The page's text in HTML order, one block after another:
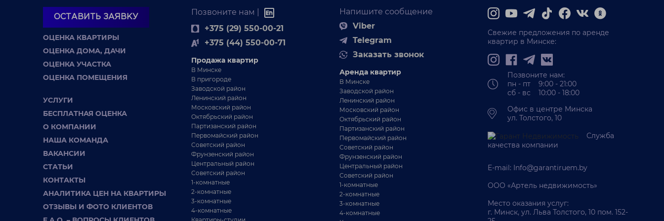
ОСТАВИТЬ ЗАЯВКУ
ОЦЕНКА КВАРТИРЫ
ОЦЕНКА ДОМА, ДАЧИ
ОЦЕНКА УЧАСТКА
ОЦЕНКА ПОМЕЩЕНИЯ
УСЛУГИ
БЕСПЛАТНАЯ ОЦЕНКА
О КОМПАНИИ
НАША КОМАНДА
ВАКАНСИИ
СТАТЬИ
КОНТАКТЫ
АНАЛИТИКА ЦЕН НА КВАРТИРЫ
ОТЗЫВЫ И ФОТО КЛИЕНТОВ
Позвоните нам |
+375 (29) 550-00-21
+375 (44) 550-00-71
Продажа квартир
В Минске
В пригороде
Заводской район
Ленинский район
Московский район
Октябрьский район
Партизанский район
Первомайский район
Советский район
Фрунзенский район
Центральный район
Советский район
1-комнатные
2-комнатные
3-комнатные
4-комнатные
Напишите сообщение
Viber
Telegram
Заказать звонок
Аренда квартир
В Минске
Заводской район
Ленинский район
Московский район
Октябрьский район
Партизанский район
Первомайский район
Советский район
Фрунзенский район
Центральный район
Советский район
1-комнатные
2-комнатные
3-комнатные
4-комнатные
Свежие предложения по аренде
квартир в Минске:
Позвоните нам:
пн - пт 9:00 - 21:00
сб - вс 10:00 - 18:00
Офис в центре Минска
ул. Толстого, 10
Служба
качества компании
E-mail: Info@garantiruem.by
ООО «Артель недвижимость»
Место оказания услуг:
г. Минск, ул. Льва Толстого, 10 пом. 152-